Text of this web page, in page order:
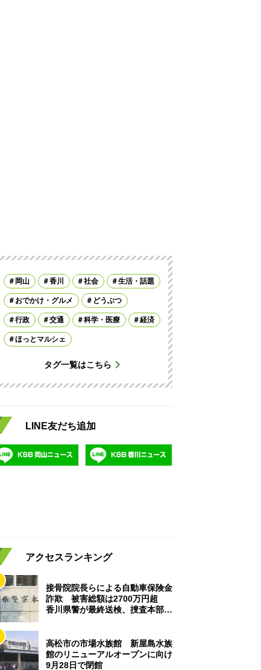
岡山 香川 社会 生活・話題
おでかけ・グルメ どうぶつ
行政 交通 科学・医療 経済
ほっとマルシェ
タグ一覧はこちら
LINE友だち追加
アクセスランキング
接骨院院長らによる自動車保険金
詐欺 被害総額は2700万円超
香川県警が最終送検、捜査本部解
高松市の市場水族館 新屋島水族
館のリニューアルオープンに向け
9月28日で閉館